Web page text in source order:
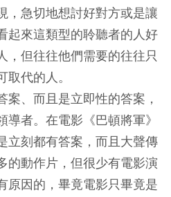
，急切地想討好對方或是讓
起來這類型的聆聽者的人好
，但往往他們需要的往往只
代的人。
、而且是立即性的答案，
者。在電影《巴頓將軍》
立刻都有答案，而且大聲傳
的動作片，但很少有電影演
原因的，畢竟電影只畢竟是